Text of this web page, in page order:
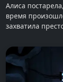
Алиса
время
захватила